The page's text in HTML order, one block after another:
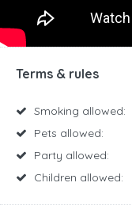
Terms & rules
Smoking allowed:
Pets allowed:
Party allowed:
Children allowed: